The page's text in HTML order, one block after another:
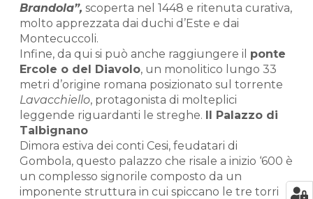
Brandola”, scoperta nel 1448 e ritenuta curativa,
molto apprezzata dai duchi d’Este e dai
Montecuccoli.
Infine, da qui si può anche raggiungere il ponte
Ercole o del Diavolo, un monolitico lungo 33
metri d’origine romana posizionato sul torrente
Lavacchiello, protagonista di molteplici
leggende riguardanti le streghe. Il Palazzo di
Talbignano
Dimora estiva dei conti Cesi, feudatari di
Gombola, questo palazzo che risale a inizio ‘600 è
un complesso signorile composto da un
imponente struttura in cui spiccano le tre torri